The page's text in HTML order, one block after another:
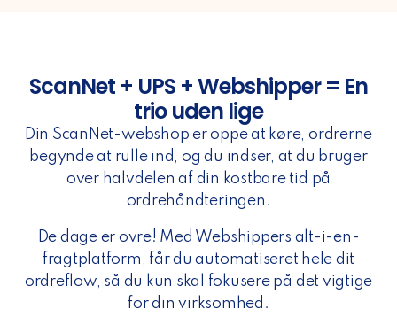
ScanNet + UPS + Webshipper = En
trio uden lige
Din ScanNet-webshop er oppe at køre, ordrerne
begynde at rulle ind, og du indser, at du bruger
over halvdelen af din kostbare tid på
ordrehåndteringen.
De dage er ovre! Med Webshippers alt-i-en-
fragtplatform, får du automatiseret hele dit
ordreflow, så du kun skal fokusere på det vigtige
for din virksomhed.